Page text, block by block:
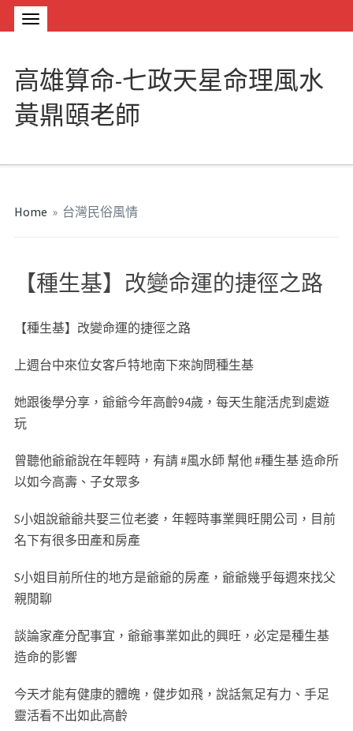
高雄算命-七政天星命理風水
黃鼎頤老師
Home » 台灣民俗風情
【種生基】改變命運的捷徑之路
【種生基】改變命運的捷徑之路
上週台中來位女客戶特地南下來詢問種生基
她跟後學分享，爺爺今年高齡94歲，每天生龍活虎到處遊
玩
曾聽他爺爺說在年輕時，有請 #風水師 幫他 #種生基 造命所
以如今高壽、子女眾多
S小姐說爺爺共娶三位老婆，年輕時事業興旺開公司，目前
名下有很多田產和房產
S小姐目前所住的地方是爺爺的房產，爺爺幾乎每週來找父
親閒聊
談論家產分配事宜，爺爺事業如此的興旺，必定是種生基
造命的影響
今天才能有健康的體魄，健步如飛，說話氣足有力、手足
靈活看不出如此高齡